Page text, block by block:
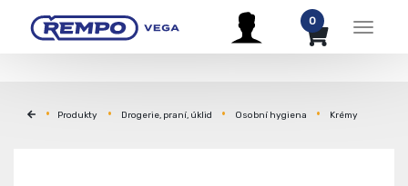
Menu
0
Produkty Drogerie, praní, úklid Osobní hygiena Krémy